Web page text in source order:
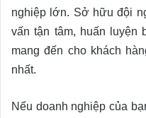
nghiệp lớn. Sở hữu đội
vấn tận tâm, huấn luyện
mang đến cho khách
nhất.
Nếu doanh nghiệp của